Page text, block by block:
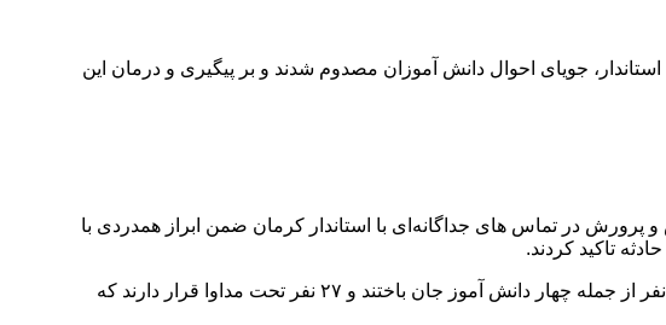
جویای احوال دانش آموزان مصدوم شدند و بر پیگیری و درمان این
در تماس های جداگانه‌ای با استاندار کرمان ضمن ابراز همدردی با
تاکید کردند.
در واژگونی عصر پنجشنبه اتوبوس حامل دختران دانش آموز دبیرستان فرزانگان شهر کرمان در بازگشت از اردوی شهداد ۶ نفر از جمله چهار دانش آموز جان باختند و ۲۷ نفر تحت مداوا قرار دارند که